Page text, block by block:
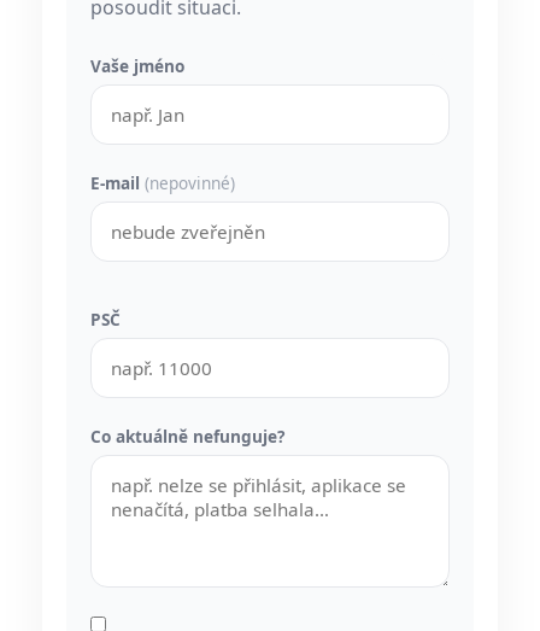
posoudit situaci.
Vaše jméno
E-mail (nepovinné)
PSČ
Co aktuálně nefunguje?